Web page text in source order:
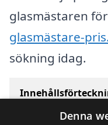
glasmästaren
glasmästare-
sökning idag.
Vilken stad söker
Denna